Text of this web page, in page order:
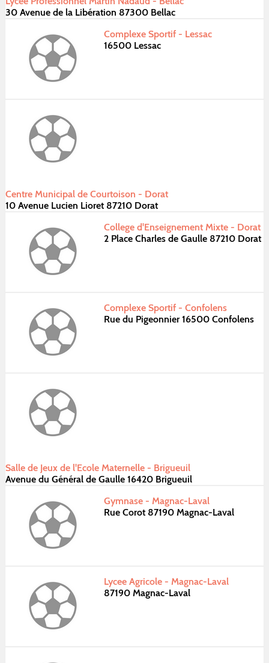
30 Avenue de la Libération 87300 Bellac
Complexe Sportif - Lessac
16500 Lessac
Centre Municipal de Courtoison - Dorat
10 Avenue Lucien Lioret 87210 Dorat
College d'Enseignement Mixte - Dorat
2 Place Charles de Gaulle 87210 Dorat
Complexe Sportif - Confolens
Rue du Pigeonnier 16500 Confolens
Salle de Jeux de l'Ecole Maternelle - Brigueuil
Avenue du Général de Gaulle 16420 Brigueuil
Gymnase - Magnac-Laval
Rue Corot 87190 Magnac-Laval
Lycee Agricole - Magnac-Laval
87190 Magnac-Laval